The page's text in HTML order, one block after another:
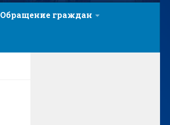
Обращение граждан